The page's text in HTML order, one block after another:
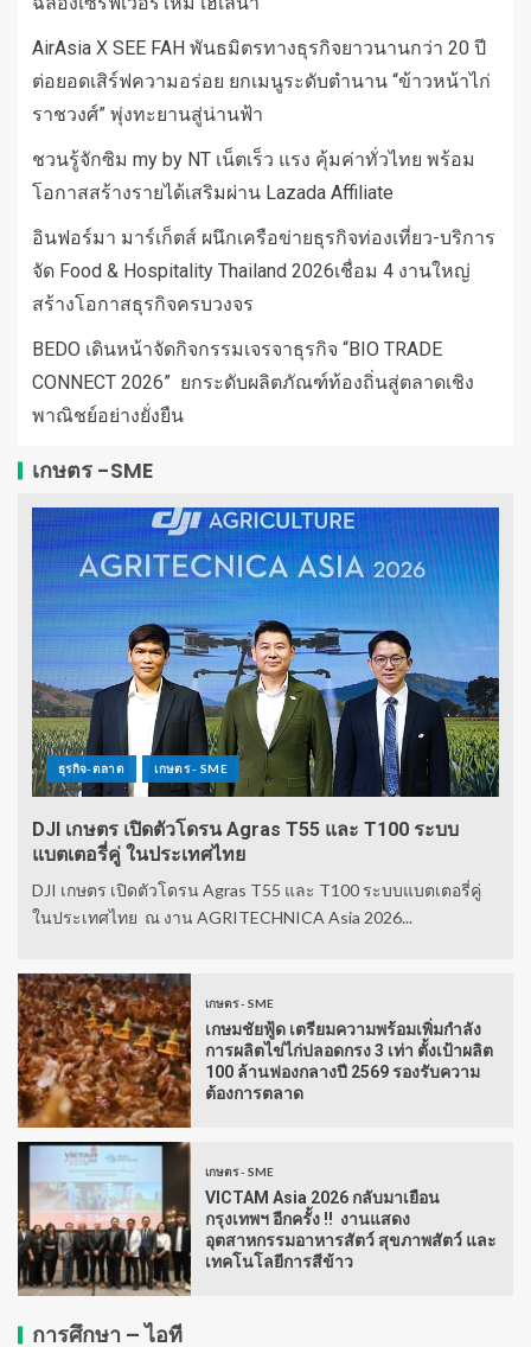
AirAsia X SEE FAH พันธมิตรทางธุรกิจยาวนานกว่า 20 ปี
ต่อยอดเสิร์ฟความอร่อย ยกเมนูระดับตำนาน “ข้าวหน้าไก่
ราชวงศ์” พุ่งทะยานสู่น่านฟ้า
ชวนรู้จักซิม my by NT เน็ตเร็ว แรง คุ้มค่าทั่วไทย พร้อม
โอกาสสร้างรายได้เสริมผ่าน Lazada Affiliate
อินฟอร์มา มาร์เก็ตส์ ผนึกเครือข่ายธุรกิจท่องเที่ยว-บริการ
จัด Food & Hospitality Thailand 2026เชื่อม 4 งานใหญ่
สร้างโอกาสธุรกิจครบวงจร
BEDO เดินหน้าจัดกิจกรรมเจรจาธุรกิจ “BIO TRADE
CONNECT 2026” ยกระดับผลิตภัณฑ์ท้องถิ่นสู่ตลาดเชิง
พาณิชย์อย่างยั่งยืน
เกษตร -SME
ธุรกิจ-ตลาด เกษตร - SME
DJI เกษตร เปิดตัวโดรน Agras T55 และ T100 ระบบ
แบตเตอรี่คู่ ในประเทศไทย
DJI เกษตร เปิดตัวโดรน Agras T55 และ T100 ระบบแบตเตอรี่คู่
ในประเทศไทย ณ งาน AGRITECHNICA Asia 2026...
เกษตร - SME
เกษมชัยฟู้ด เตรียมความพร้อมเพิ่มกำลัง
การผลิตไข่ไก่ปลอดกรง 3 เท่า ตั้งเป้าผลิต
100 ล้านฟองกลางปี 2569 รองรับความ
ต้องการตลาด
เกษตร - SME
VICTAM Asia 2026 กลับมาเยือน
กรุงเทพฯ อีกครั้ง !! งานแสดง
อุตสาหกรรมอาหารสัตว์ สุขภาพสัตว์ และ
เทคโนโลยีการสีข้าว
การศึกษา – ไอที